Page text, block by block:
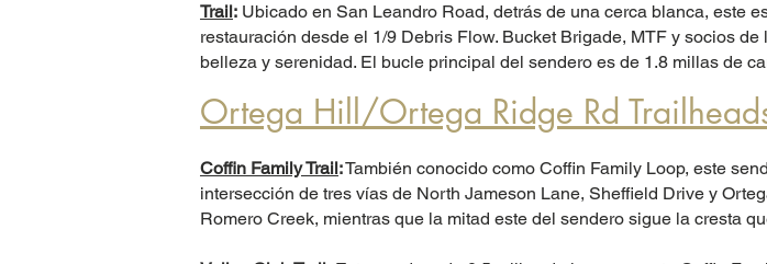
Trail: Ubicado en San Leandro Road, detrás de una cerca blanca, este
restauración desde el 1/9 Debris Flow. Bucket Brigade, MTF y socios
belleza y serenidad. El bucle principal del sendero es de 1.8 millas de
Ortega Hill/Ortega Ridge Rd
Coffin Family Trail:También conocido como Coffin Family Loop, este
intersección de tres vías de North Jameson Lane, Sheffield Drive y
Romero Creek, mientras que la mitad este del sendero sigue la cresta